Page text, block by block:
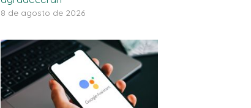
8 de agosto de 2026